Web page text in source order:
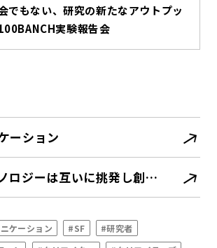
でもない、研究の新たなアウトプッ
実験報告会
ーション
人とテクノロジーは互いに挑発し創発する
ケーション #SF
#研究者